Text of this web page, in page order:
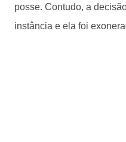
posse. Contudo, a
instância e ela foi